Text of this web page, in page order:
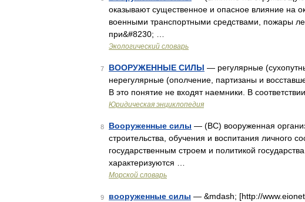
оказывают существенное и опасное влияние на
военными транспортными средствами, пожары
при&#8230; …
Экологический словарь
7 ВООРУЖЕННЫЕ СИЛЫ — регулярные
нерегулярные (ополчение, партизаны и
В это понятие не входят наемники. В
Юридическая энциклопедия
8 Вооруженные силы — (ВС) вооруженная
строительства, обучения и воспитания личного
государственным строем и политикой
характеризуются …
Морской словарь
9 вооруженные силы — &mdash; [http://